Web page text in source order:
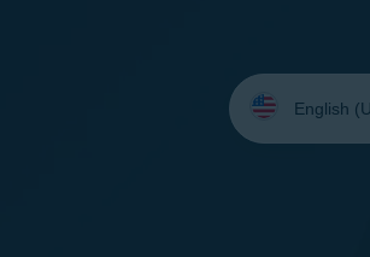
Select
your
language: